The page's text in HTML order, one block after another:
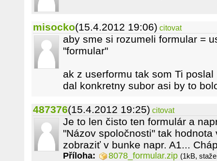
misocko(15.4.2012 19:06) citovat
aby sme si rozumeli formular =
"formular"
ak z userformu tak som Ti
dal konkretny subor asi by to
487376(15.4.2012 19:25) citovat
Je to len čisto ten formulár a
"Názov spoločnosti" tak hodnota
zobraziť v bunke napr. A1...
Příloha: 8078_formular.zip (1kB,